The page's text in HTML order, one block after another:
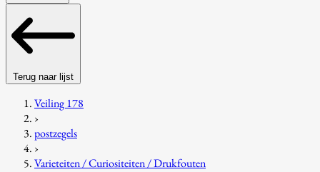
Terug naar lijst
Veiling 178
›
postzegels
›
Varieteiten / Curiositeiten / Drukfouten